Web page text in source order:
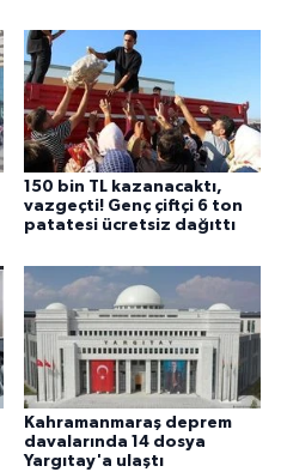
150 bin TL kazanacaktı,
vazgeçti! Genç çiftçi 6 ton
patatesi ücretsiz dağıttı
Kahramanmaraş deprem
davalarında 14 dosya
Yargıtay'a ulaştı